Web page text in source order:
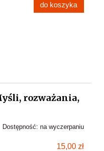
do koszyka
rozważania,
Dostępność: na wyczerpaniu
15,00 zł